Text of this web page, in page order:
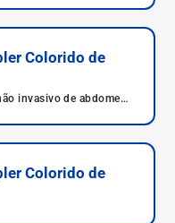
Colorido de
invasivo de abdome
Colorido de